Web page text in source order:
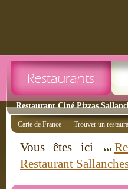
Restaurant Ciné Pizzas
Carte de France Trouver un
Vous êtes ici
Restaurant